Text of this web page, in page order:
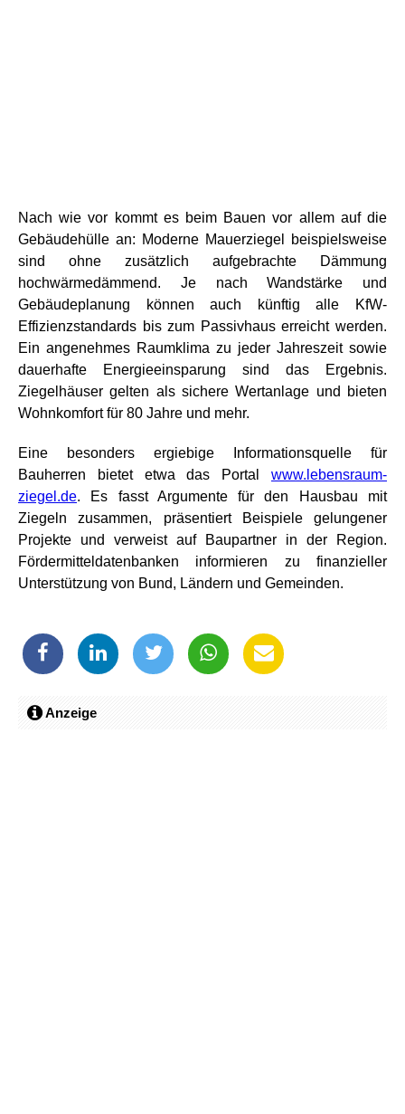
Nach wie vor kommt es beim Bauen vor allem auf die
Gebäudehülle an: Moderne Mauerziegel beispielsweise
sind ohne zusätzlich aufgebrachte Dämmung
hochwärmedämmend. Je nach Wandstärke und
Gebäudeplanung können auch künftig alle KfW-
Effizienzstandards bis zum Passivhaus erreicht werden.
Ein angenehmes Raumklima zu jeder Jahreszeit sowie
dauerhafte Energieeinsparung sind das Ergebnis.
Ziegelhäuser gelten als sichere Wertanlage und bieten
Wohnkomfort für 80 Jahre und mehr.
Eine besonders ergiebige Informationsquelle für
Bauherren bietet etwa das Portal www.lebensraum-
ziegel.de. Es fasst Argumente für den Hausbau mit
Ziegeln zusammen, präsentiert Beispiele gelungener
Projekte und verweist auf Baupartner in der Region.
Fördermitteldatenbanken informieren zu finanzieller
Unterstützung von Bund, Ländern und Gemeinden.
Anzeige